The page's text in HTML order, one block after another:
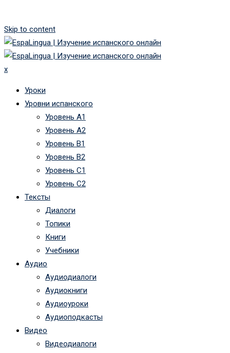
Skip to content
x
Уроки
Уровни испанского
Уровень А1
Уровень А2
Уровень B1
Уровень B2
Уровень C1
Уровень C2
Тексты
Диалоги
Топики
Книги
Учебники
Аудио
Аудиодиалоги
Аудиокниги
Аудиоуроки
Аудиоподкасты
Видео
Видеодиалоги